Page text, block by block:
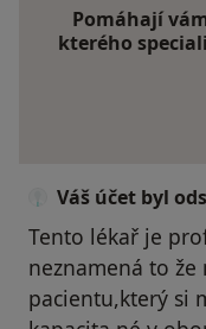
Pomáhají
kterého
Váš účet byl
Tento lékař je
neznamená to
pacientu,který si